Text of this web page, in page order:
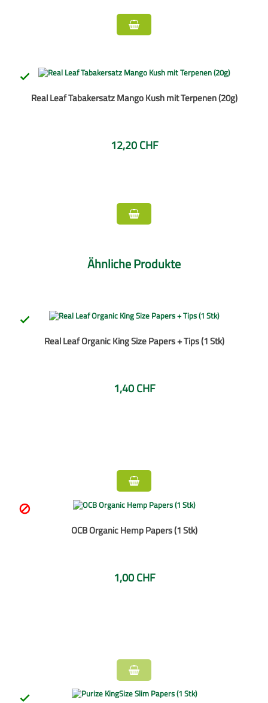

Real Leaf Tabakersatz Mango Kush mit Terpenen (20g)
12,20 CHF
Ähnliche Produkte

Real Leaf Organic King Size Papers + Tips (1 Stk)
1,40 CHF

OCB Organic Hemp Papers (1 Stk)
1,00 CHF
